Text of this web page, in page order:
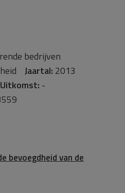
bedrijven
Jaartal: 2013
Uitkomst: -
bevoegdheid van de